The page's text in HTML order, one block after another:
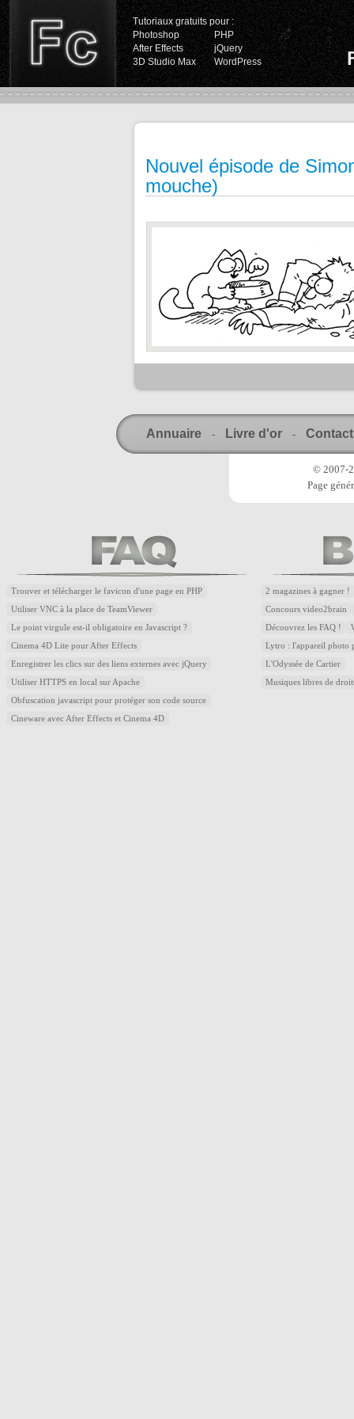
Tutoriaux gratuits pour :
Photoshop
PHP
After Effects
jQuery
3D Studio Max
WordPress
Nouvel épisode de
mouche)
Annuaire - Livre d'or - Contact
© 2007-
Page
Trouver et télécharger le favicon d'une page en PHP
Utiliser VNC à la place de TeamViewer
Le point virgule est-il obligatoire en Javascript ?
Cinema 4D Lite pour After Effects
Enregistrer les clics sur des liens externes avec jQuery
Utiliser HTTPS en local sur Apache
Obfuscation javascript pour protéger son code source
Cineware avec After Effects et Cinema 4D
2 magazines à gagner !
Concours video2brain
Découvrez les FAQ !
Lytro : l'appareil photo
L'Odyssée de Cartier
Musiques libres de